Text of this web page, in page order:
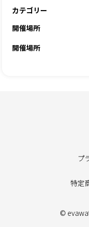
カテゴリー
開催場所
開催場所
プ
特定
©